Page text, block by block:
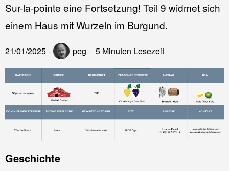
Sur-la-pointe eine Fortsetzung! Teil 9 widmet sich
einem Haus mit Wurzeln im Burgund.
21/01/2025 peg 5 Minuten Lesezeit
Geschichte